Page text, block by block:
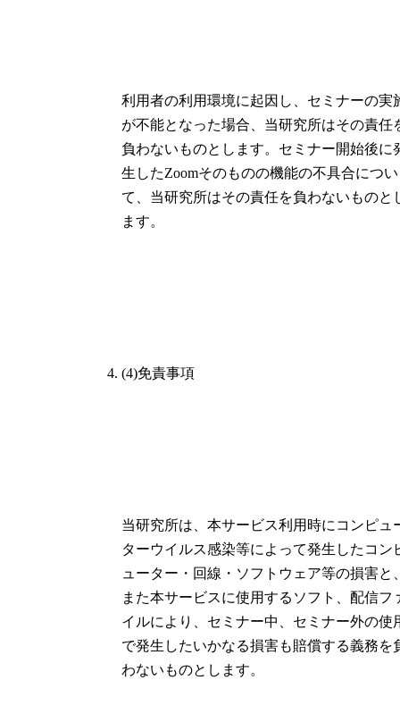
利用者の利用環境に起因し、セミナーの実
が不能となった場合、当研究所はその責任
負わないものとします。セミナー開始後に
生したZoomそのものの機能の不具合につい
て、当研究所はその責任を負わないものと
ます。
(4)免責事項
当研究所は、本サービス利用時にコンピュ
ターウイルス感染等によって発生したコン
ューター・回線・ソフトウェア等の損害と
また本サービスに使用するソフト、配信フ
イルにより、セミナー中、セミナー外の使
で発生したいかなる損害も賠償する義務を
わないものとします。